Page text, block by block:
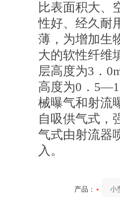
比表面积大、
性好、经久耐
薄，为增加生
大的软性纤维
层高度为3．
高度为0．
械曝气和射流
自吸供气式，
气式由射流器
入。
产品：